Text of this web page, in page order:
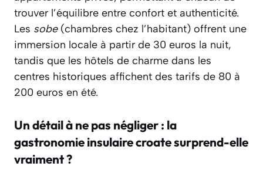
trouver l’équilibre entre confort et authenticité.
Les sobe(chambres chez l’habitant) offrent une
immersion locale à partir de 30 euros la nuit,
tandis que les hôtels de charme dans les
centres historiques affichent des tarifs de 80 à
200 euros en été.
Un détail à ne pas négliger : la
gastronomie insulaire croate surprend-elle
vraiment ?